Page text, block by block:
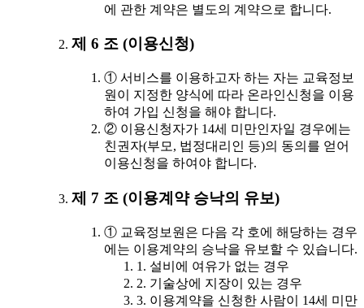
에 관한 계약은 별도의 계약으로 합니다.
제 6 조 (이용신청)
① 서비스를 이용하고자 하는 자는 교육정보
원이 지정한 양식에 따라 온라인신청을 이용
하여 가입 신청을 해야 합니다.
② 이용신청자가 14세 미만인자일 경우에는
친권자(부모, 법정대리인 등)의 동의를 얻어
이용신청을 하여야 합니다.
제 7 조 (이용계약 승낙의 유보)
① 교육정보원은 다음 각 호에 해당하는 경우
에는 이용계약의 승낙을 유보할 수 있습니다.
1. 설비에 여유가 없는 경우
2. 기술상에 지장이 있는 경우
3. 이용계약을 신청한 사람이 14세 미만